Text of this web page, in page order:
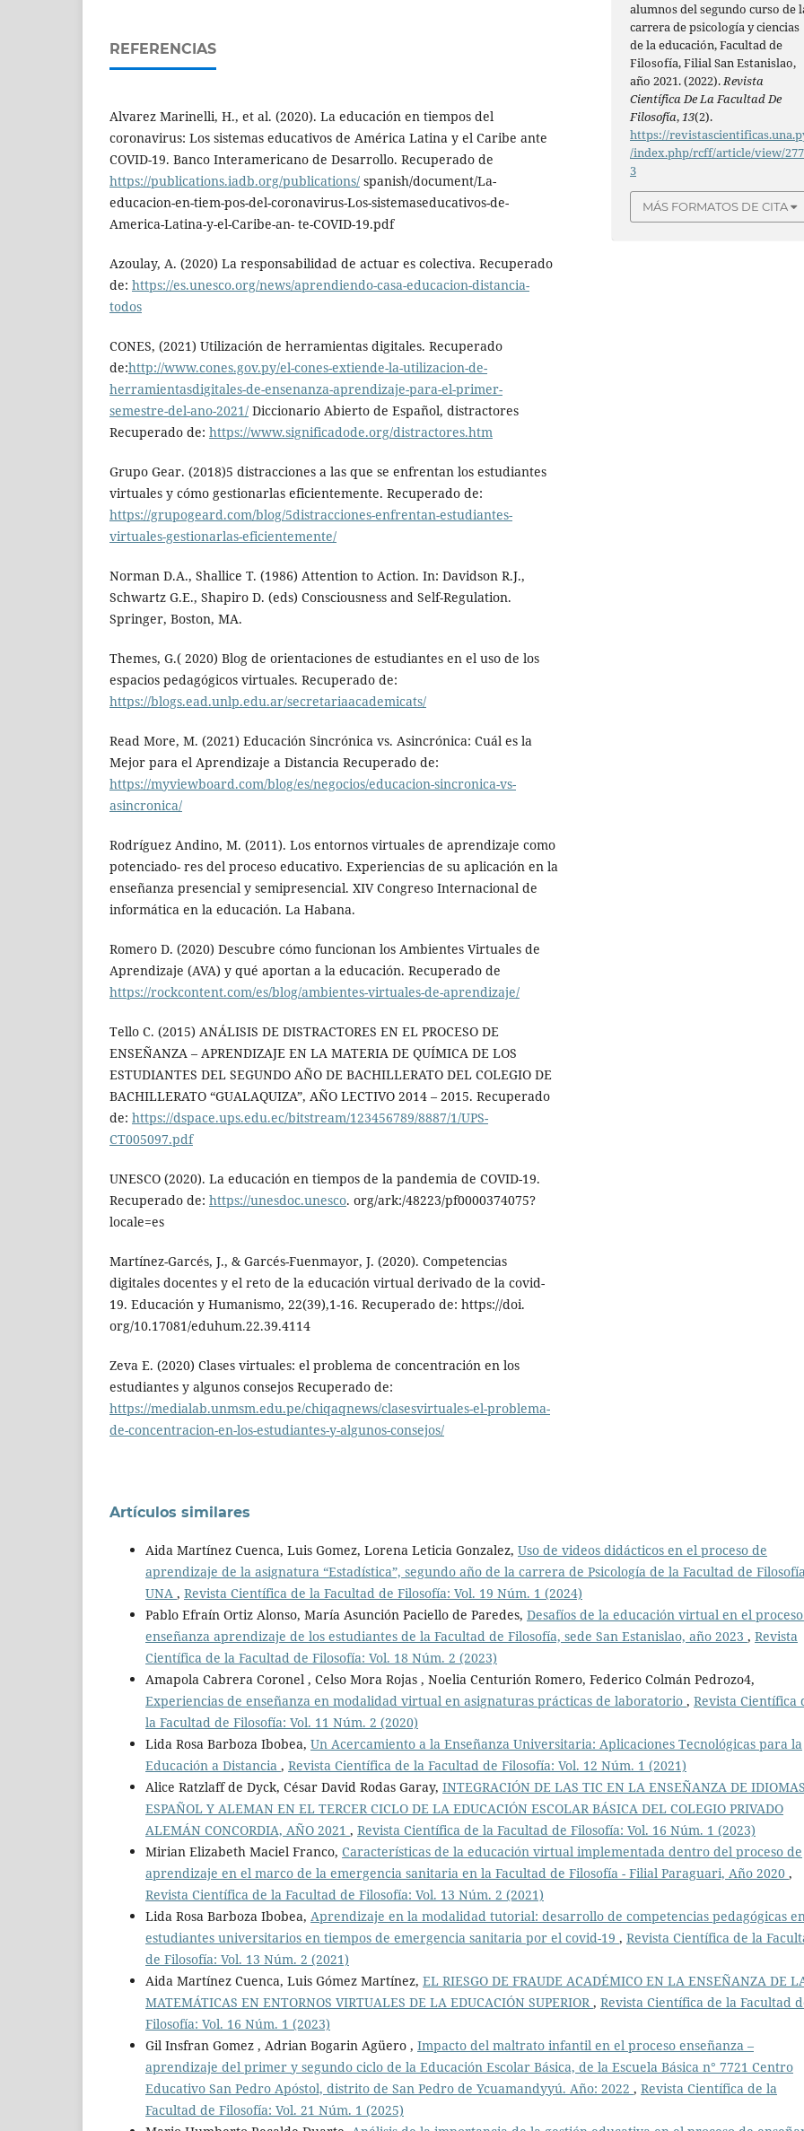
REFERENCIAS
Alvarez Marinelli, H., et al. (2020). La educación en tiempos del
coronavirus: Los sistemas educativos de América Latina y el Caribe ante
COVID-19. Banco Interamericano de Desarrollo. Recuperado de
https://publications.iadb.org/publications/ spanish/document/La-
educacion-en-tiem-pos-del-coronavirus-Los-sistemaseducativos-de-
America-Latina-y-el-Caribe-an- te-COVID-19.pdf
Azoulay, A. (2020) La responsabilidad de actuar es colectiva. Recuperado
de: https://es.unesco.org/news/aprendiendo-casa-educacion-distancia-
todos
CONES, (2021) Utilización de herramientas digitales. Recuperado
de:http://www.cones.gov.py/el-cones-extiende-la-utilizacion-de-
herramientasdigitales-de-ensenanza-aprendizaje-para-el-primer-
semestre-del-ano-2021/ Diccionario Abierto de Español, distractores
Recuperado de: https://www.significadode.org/distractores.htm
Grupo Gear. (2018)5 distracciones a las que se enfrentan los estudiantes
virtuales y cómo gestionarlas eficientemente. Recuperado de:
https://grupogeard.com/blog/5distracciones-enfrentan-estudiantes-
virtuales-gestionarlas-eficientemente/
Norman D.A., Shallice T. (1986) Attention to Action. In: Davidson R.J.,
Schwartz G.E., Shapiro D. (eds) Consciousness and Self-Regulation.
Springer, Boston, MA.
Themes, G.( 2020) Blog de orientaciones de estudiantes en el uso de los
espacios pedagógicos virtuales. Recuperado de:
https://blogs.ead.unlp.edu.ar/secretariaacademicats/
Read More, M. (2021) Educación Sincrónica vs. Asincrónica: Cuál es la
Mejor para el Aprendizaje a Distancia Recuperado de:
https://myviewboard.com/blog/es/negocios/educacion-sincronica-vs-
asincronica/
Rodríguez Andino, M. (2011). Los entornos virtuales de aprendizaje como
potenciado- res del proceso educativo. Experiencias de su aplicación en la
enseñanza presencial y semipresencial. XIV Congreso Internacional de
informática en la educación. La Habana.
Romero D. (2020) Descubre cómo funcionan los Ambientes Virtuales de
Aprendizaje (AVA) y qué aportan a la educación. Recuperado de
https://rockcontent.com/es/blog/ambientes-virtuales-de-aprendizaje/
Tello C. (2015) ANÁLISIS DE DISTRACTORES EN EL PROCESO DE
ENSEÑANZA – APRENDIZAJE EN LA MATERIA DE QUÍMICA DE LOS
ESTUDIANTES DEL SEGUNDO AÑO DE BACHILLERATO DEL COLEGIO DE
BACHILLERATO “GUALAQUIZA”, AÑO LECTIVO 2014 – 2015. Recuperado
de: https://dspace.ups.edu.ec/bitstream/123456789/8887/1/UPS-
CT005097.pdf
UNESCO (2020). La educación en tiempos de la pandemia de COVID-19.
Recuperado de: https://unesdoc.unesco. org/ark:/48223/pf0000374075?
locale=es
Martínez-Garcés, J., & Garcés-Fuenmayor, J. (2020). Competencias
digitales docentes y el reto de la educación virtual derivado de la covid-
19. Educación y Humanismo, 22(39),1-16. Recuperado de: https://doi.
org/10.17081/eduhum.22.39.4114
Zeva E. (2020) Clases virtuales: el problema de concentración en los
estudiantes y algunos consejos Recuperado de:
https://medialab.unmsm.edu.pe/chiqaqnews/clasesvirtuales-el-problema-
de-concentracion-en-los-estudiantes-y-algunos-consejos/
alumnos del segundo curso de
carrera de psicología y ciencias
de la educación, Facultad de
Filosofía, Filial San Estanislao,
año 2021. (2022).Revista
Científica De La Facultad De
Filosofía,13(2).
https://
/index.php/rcff/article/view/277
3
MÁS FORMATOS DE CITA
Artículos similares
Aida Martínez Cuenca, Luis Gomez, Lorena Leticia Gonzalez, Uso de videos didácticos en el proceso de
aprendizaje de la asignatura “Estadística”, segundo año de la carrera de Psicología de la Facultad de
UNA , Revista Científica de la Facultad de Filosofía: Vol. 19 Núm. 1 (2024)
Pablo Efraín Ortiz Alonso, María Asunción Paciello de Paredes, Desafíos de la educación virtual en el
enseñanza aprendizaje de los estudiantes de la Facultad de Filosofía, sede San Estanislao, año 2023 , Revista
Científica de la Facultad de Filosofía: Vol. 18 Núm. 2 (2023)
Amapola Cabrera Coronel , Celso Mora Rojas , Noelia Centurión Romero, Federico Colmán Pedrozo4,
Experiencias de enseñanza en modalidad virtual en asignaturas prácticas de laboratorio , Revista Científica
la Facultad de Filosofía: Vol. 11 Núm. 2 (2020)
Lida Rosa Barboza Ibobea, Un Acercamiento a la Enseñanza Universitaria: Aplicaciones Tecnológicas para la
Educación a Distancia , Revista Científica de la Facultad de Filosofía: Vol. 12 Núm. 1 (2021)
Alice Ratzlaff de Dyck, César David Rodas Garay, INTEGRACIÓN DE LAS TIC EN LA ENSEÑANZA DE
ESPAÑOL Y ALEMAN EN EL TERCER CICLO DE LA EDUCACIÓN ESCOLAR BÁSICA DEL COLEGIO PRIVADO
ALEMÁN CONCORDIA, AÑO 2021 , Revista Científica de la Facultad de Filosofía: Vol. 16 Núm. 1 (2023)
Mirian Elizabeth Maciel Franco, Características de la educación virtual implementada dentro del proceso de
aprendizaje en el marco de la emergencia sanitaria en la Facultad de Filosofía - Filial Paraguari, Año 2020 ,
Revista Científica de la Facultad de Filosofía: Vol. 13 Núm. 2 (2021)
Lida Rosa Barboza Ibobea, Aprendizaje en la modalidad tutorial: desarrollo de competencias pedagógicas
estudiantes universitarios en tiempos de emergencia sanitaria por el covid-19 , Revista Científica de la
de Filosofía: Vol. 13 Núm. 2 (2021)
Aida Martínez Cuenca, Luis Gómez Martínez, EL RIESGO DE FRAUDE ACADÉMICO EN LA ENSEÑANZA DE
MATEMÁTICAS EN ENTORNOS VIRTUALES DE LA EDUCACIÓN SUPERIOR, Revista Científica de la Facultad
Filosofía: Vol. 16 Núm. 1 (2023)
Gil Insfran Gomez , Adrian Bogarin Agüero , Impacto del maltrato infantil en el proceso enseñanza –
aprendizaje del primer y segundo ciclo de la Educación Escolar Básica, de la Escuela Básica n° 7721 Centro
Educativo San Pedro Apóstol, distrito de San Pedro de Ycuamandyyú. Año: 2022 , Revista Científica de la
Facultad de Filosofía: Vol. 21 Núm. 1 (2025)